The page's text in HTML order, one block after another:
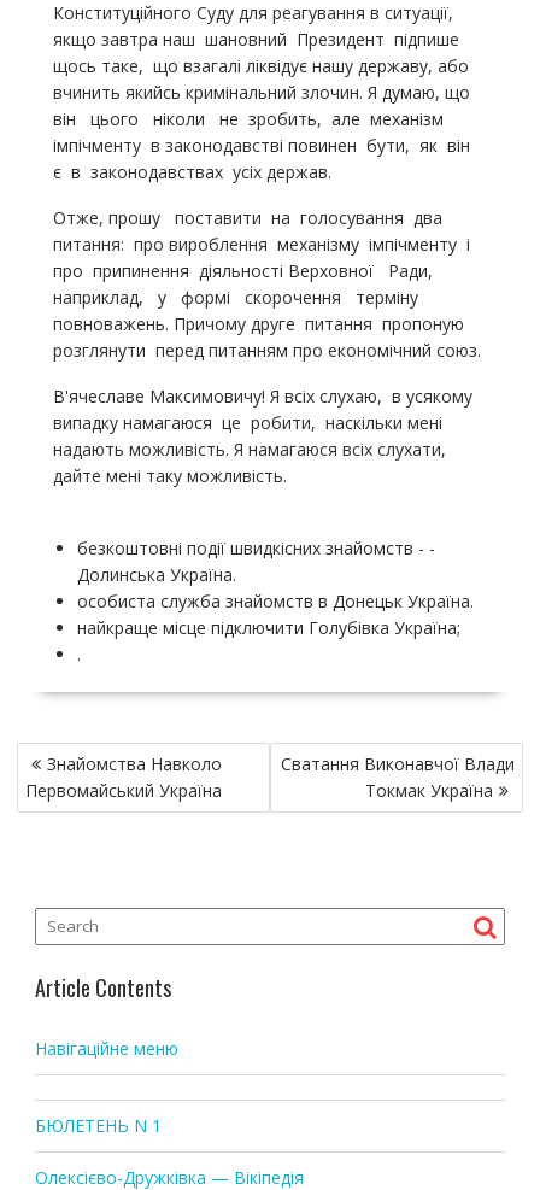
Конституційного Суду для реагування в ситуації,
якщо завтра наш шановний Президент підпише
щось таке, що взагалі ліквідує нашу державу, або
вчинить якийсь кримінальний злочин. Я думаю, що
він цього ніколи не зробить, але механізм
імпічменту в законодавстві повинен бути, як він
є в законодавствах усіх держав.
Отже, прошу поставити на голосування два
питання: про вироблення механізму імпічменту і
про припинення діяльності Верховної Ради,
наприклад, у формі скорочення терміну
повноважень. Причому друге питання пропоную
розглянути перед питанням про економічний союз.
В'ячеславе Максимовичу! Я всіх слухаю, в усякому
випадку намагаюся це робити, наскільки мені
надають можливість. Я намагаюся всіх слухати,
дайте мені таку можливість.
безкоштовні події швидкісних знайомств - -
Долинська Україна.
особиста служба знайомств в Донецьк Україна.
найкраще місце підключити Голубівка Україна;
.
P
o
s
Знайомства Навколо
Первомайський Україна
Сватання Виконавчої Влади
Токмак Україна
Article Contents
Навігаційне меню
БЮЛЕТЕНЬ N 1
Олексієво-Дружківка — Вікіпедія